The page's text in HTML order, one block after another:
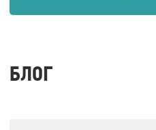
БЛОГ